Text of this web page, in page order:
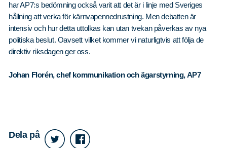
har AP7:s bedömning också varit att det är i linje med Sveriges
hållning att verka för kärnvapennedrustning. Men debatten är
intensiv och hur detta uttolkas kan utan tvekan påverkas av nya
politiska beslut. Oavsett vilket kommer vi naturligtvis att följa de
direktiv riksdagen ger oss.
Johan Florén, chef kommunikation och ägarstyrning, AP7
Dela på